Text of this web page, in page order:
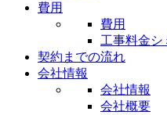
費用
費用
工事料金シ
契約までの流れ
会社情報
会社情報
会社概要